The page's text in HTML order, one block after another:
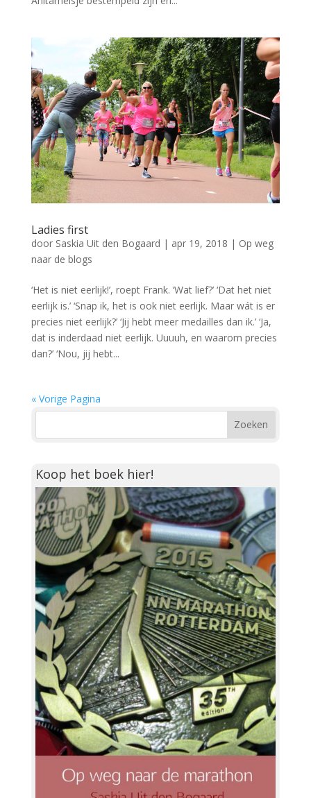
Ladies first
door Saskia Uit den Bogaard | apr 19, 2018 | Op weg
naar de blogs
‘Het is niet eerlijk!’, roept Frank. ‘Wat lief?’ ‘Dat het niet
eerlijk is.’ ‘Snap ik, het is ook niet eerlijk. Maar wát is er
precies niet eerlijk?’ ‘Jij hebt meer medailles dan ik.’ ‘Ja,
dat is inderdaad niet eerlijk. Uuuuh, en waarom precies
dan?’ ‘Nou, jij hebt...
« Vorige Pagina
Koop het boek hier!